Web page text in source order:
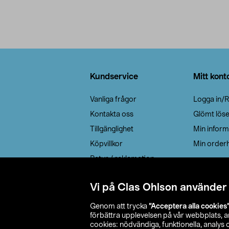
Vi på Clas Ohlson
Genom att trycka ”Acceptera alla
förbättra upplevelsen på vår webbplats,
cookies: nödvändiga, funktionella,
Kundservice
Vanliga frågor
Kontakta oss
Tillgänglighet
Köpvillkor
Retur / reklamation
Cookie policy
Leveransalternativ
Mitt
Logga in/
Glömt
Min
Min